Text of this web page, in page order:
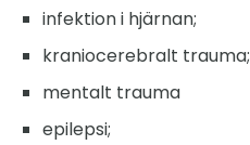
infektion i hjärnan;
kraniocerebralt trauma;
mentalt trauma
epilepsi;